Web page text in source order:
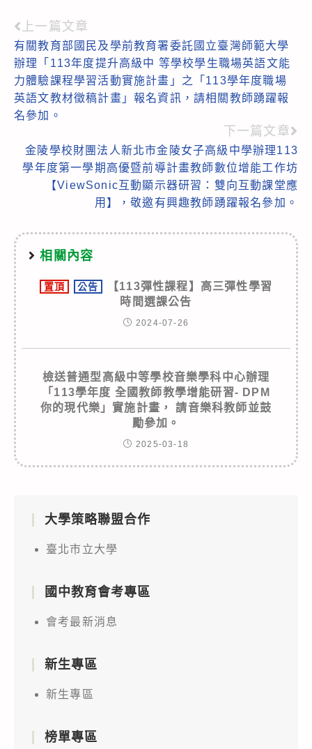
Read
more
articles
上一篇文章
有關教育部國民及學前教育署委託國立臺灣師範大學
辦理「113年度提升高級中 等學校學生職場英語文能
力體驗課程學習活動實施計畫」之「113學年度職場
英語文教材徵稿計畫」報名資訊，請相關教師踴躍報
名參加。
下一篇文章
金陵學校財團法人新北市金陵女子高級中學辦理113
學年度第一學期高優暨前導計畫教師數位增能工作坊
【ViewSonic互動顯示器研習：雙向互動課堂應
用】，敬邀有興趣教師踴躍報名參加。
相關內容
置頂 公告
【113彈性課程】高三彈性學習
時間選課公告
2024-07-26
檢送普通型高級中等學校音樂學科中心辦理
「113學年度 全國教師教學增能研習- DPM
你的現代樂」實施計畫， 請音樂科教師並鼓
勵參加。
2025-03-18
大學策略聯盟合作
臺北市立大學
國中教育會考專區
會考最新消息
新生專區
新生專區
榜單專區